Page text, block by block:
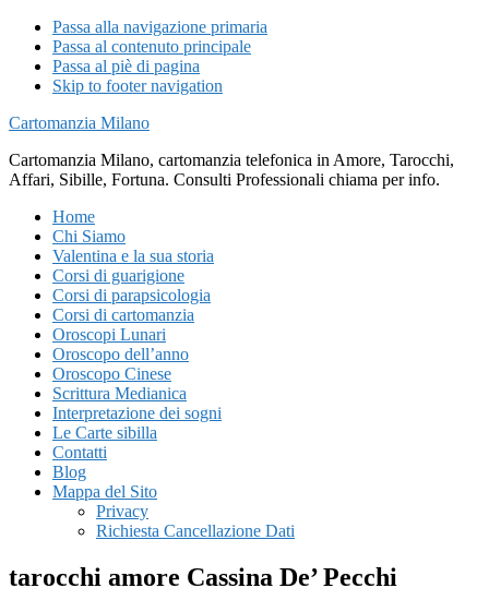
Passa alla navigazione primaria
Passa al contenuto principale
Passa al piè di pagina
Skip to footer navigation
Cartomanzia Milano
Cartomanzia Milano, cartomanzia telefonica in Amore, Tarocchi,
Affari, Sibille, Fortuna. Consulti Professionali chiama per info.
Home
Chi Siamo
Valentina e la sua storia
Corsi di guarigione
Corsi di parapsicologia
Corsi di cartomanzia
Oroscopi Lunari
Oroscopo dell’anno
Oroscopo Cinese
Scrittura Medianica
Interpretazione dei sogni
Le Carte sibilla
Contatti
Blog
Mappa del Sito
Privacy
Richiesta Cancellazione Dati
tarocchi amore Cassina De’ Pecchi